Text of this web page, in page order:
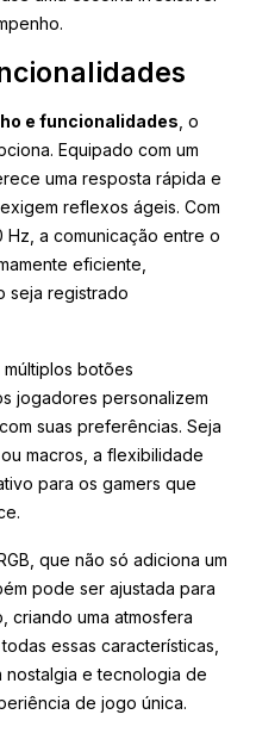
e funcionalidades , o
Equipado com um
uma resposta rápida e
reflexos ágeis. Com
Hz, a comunicação entre o
eficiente,
seja registrado
botões
jogadores personalizem
suas preferências. Seja
macros, a flexibilidade
para os gamers que
que não só adiciona um
pode ser ajustada para
criando uma atmosfera
essas características,
nostalgia e tecnologia de
de jogo única.